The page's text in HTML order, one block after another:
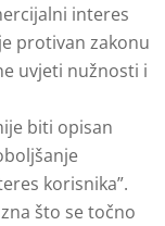
interes
protivan zakonu
uvjeti nužnosti i
biti opisan
korisnika”.
što se točno